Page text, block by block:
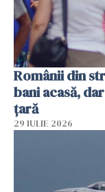
Românii din
bani acasă,
țară
29 IULIE 2026